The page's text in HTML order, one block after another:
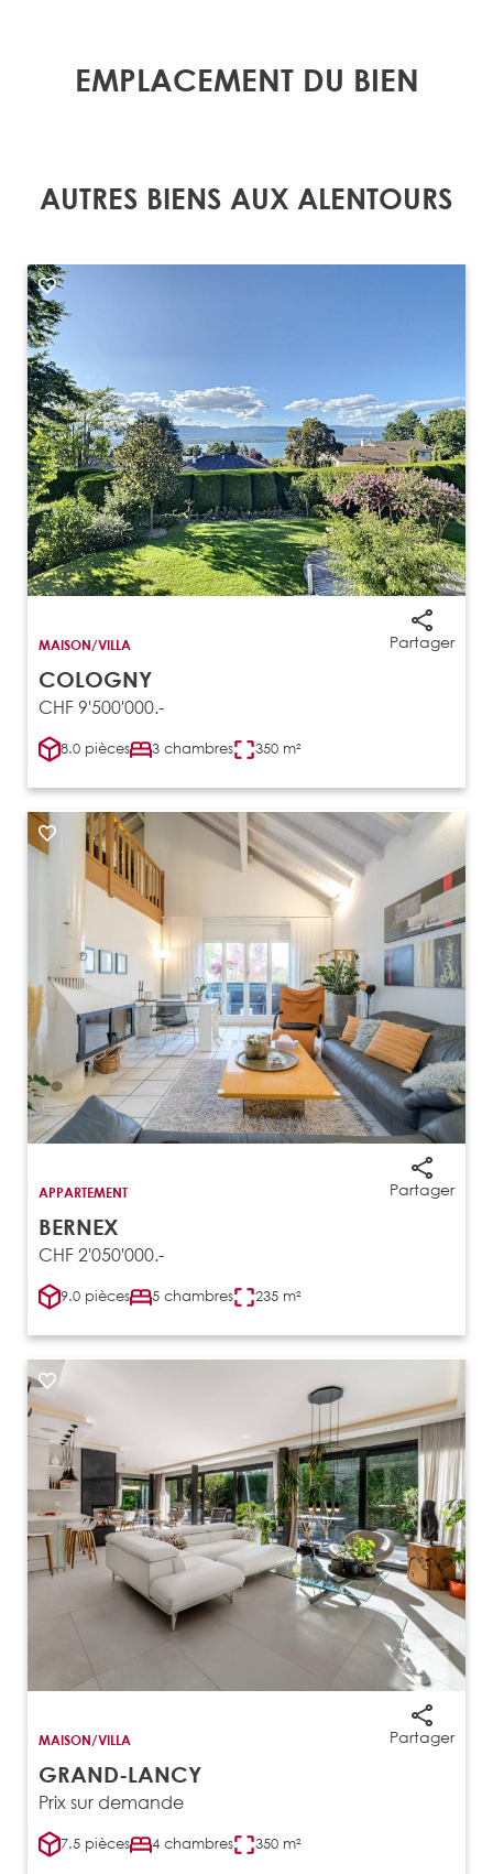
EMPLACEMENT DU BIEN
AUTRES BIENS AUX ALENTOURS
Partager
MAISON/VILLA
COLOGNY
CHF 9'500'000.-
8.0 pièces 3 chambres 350 m²
Partager
APPARTEMENT
BERNEX
CHF 2'050'000.-
9.0 pièces 5 chambres 235 m²
Partager
MAISON/VILLA
GRAND-LANCY
Prix sur demande
7.5 pièces 4 chambres 350 m²